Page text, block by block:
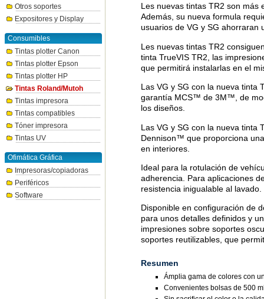
Otros soportes
Expositores y Display
Consumibles
Tintas plotter Canon
Tintas plotter Epson
Tintas plotter HP
Tintas Roland/Mutoh
Tintas impresora
Tintas compatibles
Tóner impresora
Tintas UV
Ofimática Gráfica
Impresoras/copiadoras
Periféricos
Software
Les nuevas tintas TR2 son más
Además, su nueva formula
usuarios de VG y SG ahorraran
Les nuevas tintas TR2
tinta TrueVIS TR2, las
que permitirá instalarlas en el
Las VG y SG con la nueva tinta
garantía MCS™ de 3M™, de
los diseños.
Las VG y SG con la nueva tinta
Dennison™ que proporciona
en interiores.
Ideal para la rotulación de
adherencia. Para aplicaciones
resistencia inigualable al lavado.
Disponible en configuración de
para unos detalles definidos y
impresiones sobre soportes
soportes reutilizables, que
Resumen
Ámplia gama de colores con
Convenientes bolsas de 500